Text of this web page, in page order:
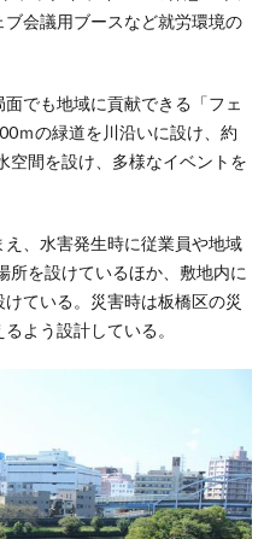
会議用ブースなど就労環境の
でも地域に貢献できる「フェ
ｍの緑道を川沿いに設け、約
空間を設け、多様なイベントを
、水害発生時に従業員や地域
所を設けているほか、敷地内に
ている。災害時は板橋区の災
よう設計している。